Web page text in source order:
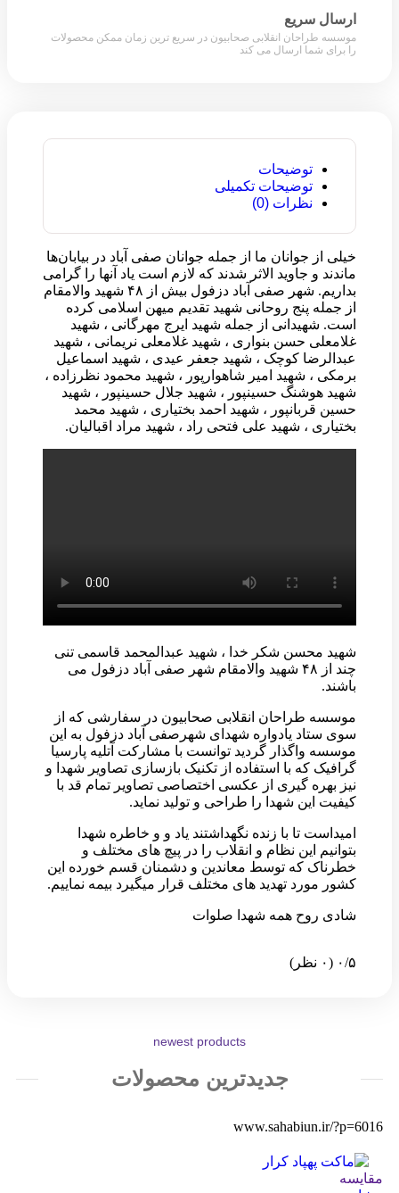
ارسال سریع
موسسه طراحان انقلابی صحابیون در سریع ترین زمان ممکن محصولات
را برای شما ارسال می کند
توضیحات
توضیحات تکمیلی
نظرات (0)
خیلی از جوانان ما از جمله جوانان صفی آباد در بیابان‌ها
ماندند و جاوید الاثر شدند که لازم است یاد آنها را گرامی
بداریم. شهر صفی آباد دزفول بیش از ۴۸ شهید والامقام
از جمله پنج روحانی شهید تقدیم میهن اسلامی کرده
است. شهیدانی از جمله شهید ایرج مهرگانی ، شهید
غلامعلی حسن بنواری ، شهید غلامعلی نریمانی ، شهید
عبدالرضا کوچک ، شهید جعفر عیدی ، شهید اسماعیل
برمکی ، شهید امیر شاهوارپور ، شهید محمود نظرزاده ،
شهید هوشنگ حسینپور ، شهید جلال حسینپور ، شهید
حسین قربانپور ، شهید احمد بختیاری ، شهید محمد
بختیاری ، شهید علی فتحی راد ، شهید مراد اقبالیان.
شهید محسن شکر خدا ، شهید عبدالمحمد قاسمی تنی
چند از ۴۸ شهید والامقام شهر صفی آباد دزفول می
باشند.
موسسه طراحان انقلابی صحابیون در سفارشی که از
سوی ستاد یادواره شهدای شهرصفی آباد دزفول به این
موسسه واگذار گردید توانست با مشارکت آتلیه پارسیا
گرافیک که با استفاده از تکنیک بازسازی تصاویر شهدا و
نیز بهره گیری از عکسی اختصاصی تصاویر تمام قد با
کیفیت این شهدا را طراحی و تولید نماید.
امیداست تا با زنده نگهداشتند یاد و و خاطره شهدا
بتوانیم این نظام و انقلاب را در پیچ های مختلف و
خطرناک که توسط معاندین و دشمنان قسم خورده این
کشور مورد تهدید های مختلف قرار میگیرد بیمه نماییم.
شادی روح همه شهدا صلوات
‫۰/۵ ‫(۰ نظر)
newest products
جدیدترین محصولات
www.sahabiun.ir/?p=6016
مقایسه